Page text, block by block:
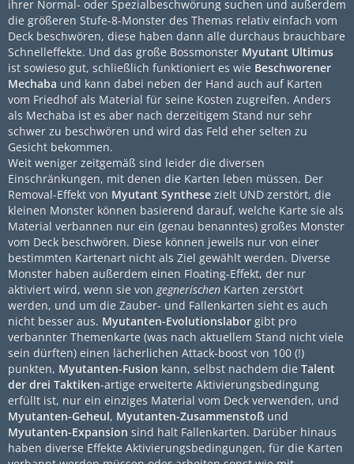
ihrer Normal- oder Spezialbeschwörung suchen und außerdem
die größeren Stufe-8-Monster des Themas relativ einfach vom
Deck beschwören, diese haben dann alle durchaus brauchbare
Schnelleffekte. Und das große Bossmonster Myutant Ultimus
ist sowieso gut, schließlich funktioniert es wie Beschworener
Mechaba und kann dabei neben der Hand auch auf Karten
vom Friedhof als Material für seine Kosten zugreifen. Anders
als Mechaba ist es aber nach derzeitigem Stand nur sehr
schwer zu beschwören und wird das Feld eher selten zu
Gesicht bekommen.
Weit weniger zeitgemäß sind leider die diversen
Einschränkungen, mit denen die Karten leben müssen. Der
Removal-Effekt von Myutant Synthese zielt UND zerstört, die
kleinen Monster können basierend darauf, welche Karte sie als
Material verbannen nur ein (genau benanntes) großes Monster
vom Deck beschwören. Diese können jeweils nur von einer
bestimmten Kartenart nicht als Ziel gewählt werden. Diverse
Monster haben außerdem einen Floating-Effekt, der nur
aktiviert wird, wenn sie von gegnerischen Karten zerstört
werden, und um die Zauber- und Fallenkarten sieht es auch
nicht besser aus. Myutanten-Evolutionslabor gibt pro
verbannter Themenkarte (was nach aktuellem Stand nicht viele
sein dürften) einen lächerlichen Attack-boost von 100 (!)
punkten, Myutanten-Fusion kann, selbst nachdem die Talent
der drei Taktiken-artige erweiterte Aktivierungsbedingung
erfüllt ist, nur ein einziges Material vom Deck verwenden, und
Myutanten-Geheul, Myutanten-Zusammenstoß und
Myutanten-Expansion sind halt Fallenkarten. Darüber hinaus
haben diverse Effekte Aktivierungsbedingungen, für die Karten